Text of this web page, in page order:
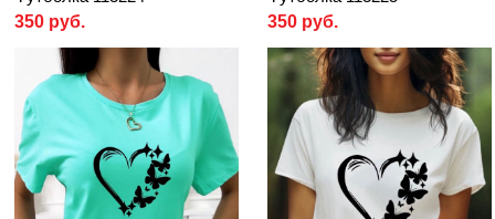
350 руб.
350 руб.